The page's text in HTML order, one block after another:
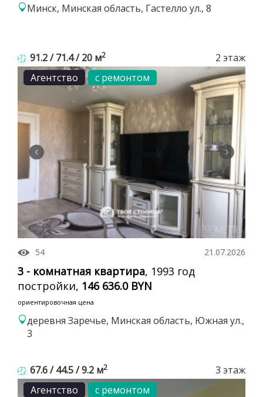
Минск, Минская область, Гастелло ул., 8
91.2 / 71.4 / 20 м2
2 этаж
Агентство
с ремонтом
54 21.07.2026
3 - комнатная квартира, 1993 год
постройки, 146 636.0 BYN
ориентировочная цена
деревня Заречье, Минская область, Южная ул.,
3
67.6 / 44.5 / 9.2 м2
3 этаж
Агентство
с ремонтом